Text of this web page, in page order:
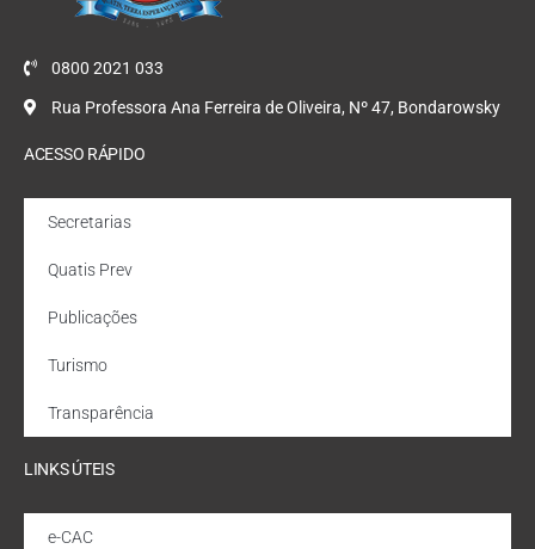
0800 2021 033
Rua Professora Ana Ferreira de Oliveira, Nº 47, Bondarowsky
ACESSO RÁPIDO
Secretarias
Quatis Prev
Publicações
Turismo
Transparência
LINKS ÚTEIS
e-CAC